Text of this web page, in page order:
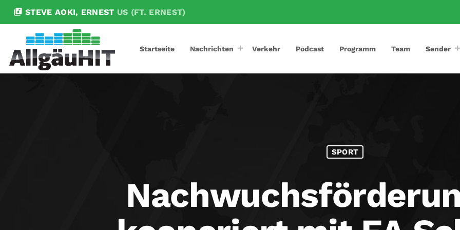
library_music STEVE AOKI, ERNEST US (FT. ERNEST)
Startseite Nachrichten Verkehr Podcast Programm Team Sender
SPORT